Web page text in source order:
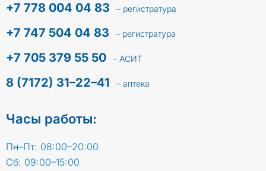
+7 778 004 04 83 – регистратура
+7 747 504 04 83 – регистратура
+7 705 379 55 50 – АСИТ
8 (7172) 31–22–41 – аптека
Часы работы:
Пн–Пт: 08:00–20:00
Сб: 09:00–15:00